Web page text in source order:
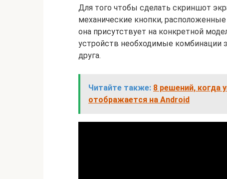
Для того чтобы сделать скриншот
механические кнопки,
она присутствует на конкретной
устройств необходимые комбинации
друга.
Читайте также: 8 решений, когда
отображается на Android